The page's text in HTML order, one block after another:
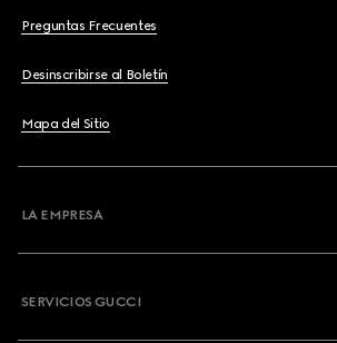
Preguntas Frecuentes
Desinscribirse al Boletín
Mapa del Sitio
LA EMPRESA
SERVICIOS GUCCI